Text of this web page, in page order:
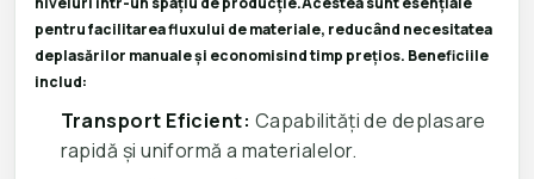
pentru facilitarea fluxului de materiale, reducând necesitatea
deplasărilor manuale și economisind timp prețios. Beneficiile
includ:
Transport Eficient: Capabilități de deplasare
rapidă și uniformă a materialelor.